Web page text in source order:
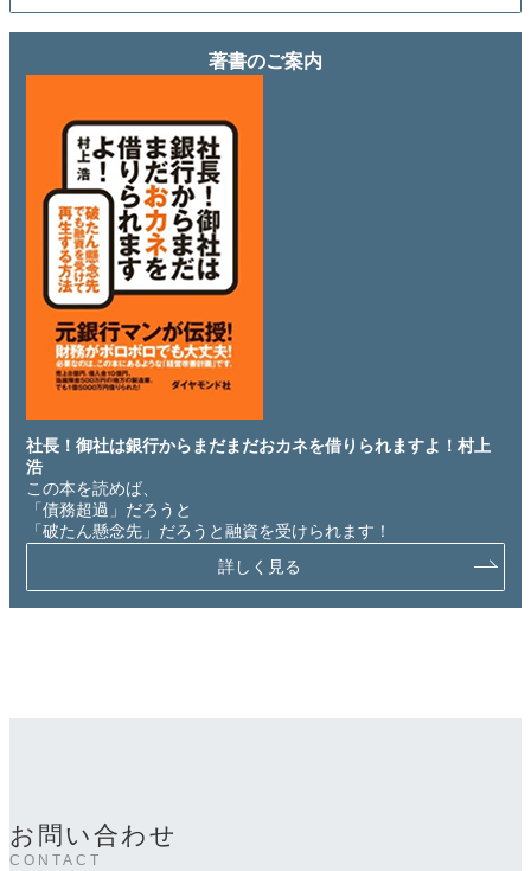
著書のご案内
社長！御社は銀行からまだまだおカネを借りられますよ！村上
浩
この本を読めば、
「債務超過」だろうと
「破たん懸念先」だろうと融資を受けられます！
詳しく見る
お問い合わせ
CONTACT